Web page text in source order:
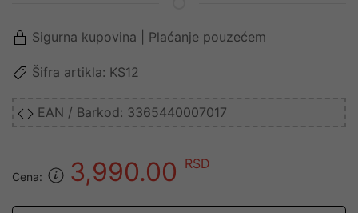
Sigurna kupovina | Plaćanje pouzećem
Šifra artikla: KS12
EAN / Barkod: 3365440007017
Cena: 3,990.00 RSD